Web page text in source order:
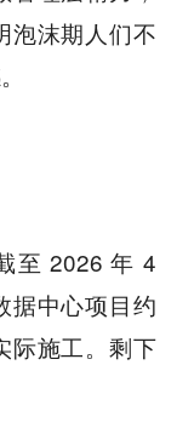
泡沫期人们不
至 2026 年 4
据中心项目约
际施工。剩下